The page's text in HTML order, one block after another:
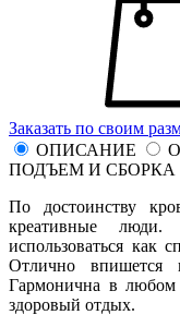
Заказать по своим
ОПИСАНИЕ
ПОДЪЕМ И СБОРКА
По достоинству
креативные
использоваться как
Отлично впишется
Гармонична в любом
здоровый отдых.